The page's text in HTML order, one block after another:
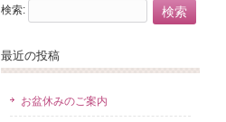
検索:
最近の投稿
お盆休みのご案内